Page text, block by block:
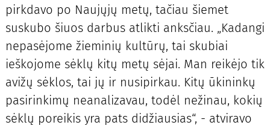
pirkdavo po Naujųjų metų, tačiau šiemet
suskubo šiuos darbus atlikti anksčiau. „Kadangi
nepasėjome žieminių kultūrų, tai skubiai
ieškojome sėklų kitų metų sėjai. Man reikėjo tik
avižų sėklos, tai jų ir nusipirkau. Kitų ūkininkų
pasirinkimų neanalizavau, todėl nežinau, kokių
sėklų poreikis yra pats didžiausias“, - atviravo